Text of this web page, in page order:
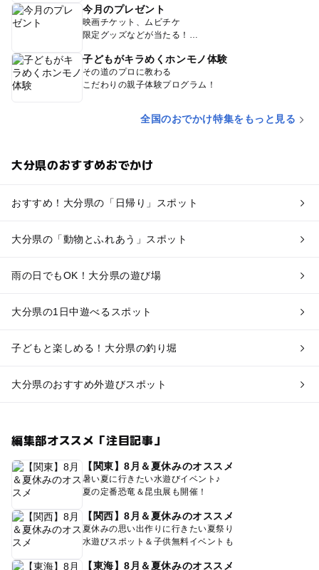
今月のプレゼント
映画チケット、ムビチケ
限定グッズなどが当たる！
子どもがキラめくホンモノ体験
その道のプロに教わる
こだわりの親子体験プログラム！
全国のおでかけ特集をもっと見る
大分県のおすすめおでかけ
おすすめ！大分県の「日帰り」スポット
大分県の「動物とふれあう」スポット
雨の日でもOK！大分県の遊び場
大分県の1日中遊べるスポット
子どもと楽しめる！大分県の釣り堀
大分県のおすすめ外遊びスポット
編集部オススメ「注目記事」
【関東】8月＆夏休みのオススメ
暑い夏に行きたい水遊びイベント♪
夏の定番恐竜＆昆虫展も開催！
【関西】8月＆夏休みのオススメ
夏休みの思い出作りに行きたい夏祭り
水遊びスポット＆子供無料イベントも
【東海】8月＆夏休みのオススメ